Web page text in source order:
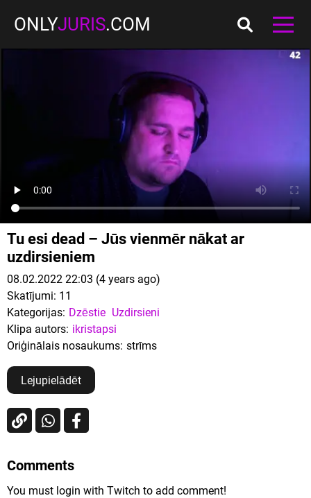
ONLYJURIS.COM
Tu esi dead – Jūs vienmēr nākat ar
uzdirsieniem
08.02.2022 22:03 (4 years ago)
Skatījumi: 11
Kategorijas: Dzēstie Uzdirsieni
Klipa autors: ikristapsi
Oriģinālais nosaukums: strīms
Lejupielādēt
Comments
You must login with Twitch to add comment!